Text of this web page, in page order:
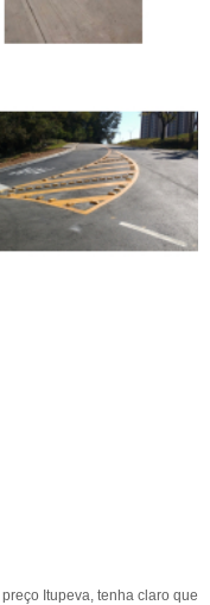
Itupeva, tenha claro que